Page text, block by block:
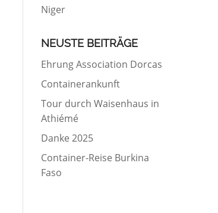
Niger
NEUSTE BEITRÄGE
Ehrung Association Dorcas
Containerankunft
Tour durch Waisenhaus in
Athiémé
Danke 2025
Container-Reise Burkina
Faso